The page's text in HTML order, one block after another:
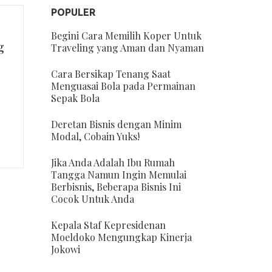
POPULER
Begini Cara Memilih Koper Untuk
Traveling yang Aman dan Nyaman
Cara Bersikap Tenang Saat
Menguasai Bola pada Permainan
Sepak Bola
Deretan Bisnis dengan Minim
Modal, Cobain Yuks!
Jika Anda Adalah Ibu Rumah
Tangga Namun Ingin Memulai
Berbisnis, Beberapa Bisnis Ini
Cocok Untuk Anda
Kepala Staf Kepresidenan
Moeldoko Mengungkap Kinerja
Jokowi